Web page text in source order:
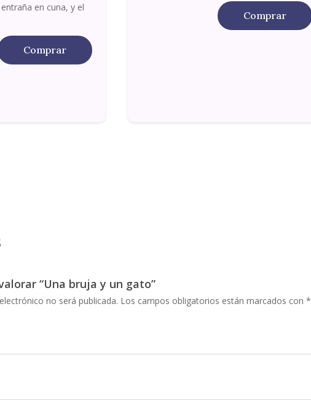
en cuna, y el
Comprar
Comprar
“Una bruja y un gato”
no será publicada. Los campos obligatorios están marcados con*